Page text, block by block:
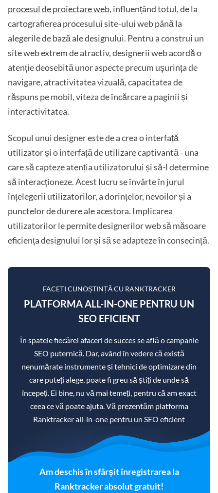
procesul de proiectare web, influențând totul, de la
cartografierea procesului site-ului web până la
alegerile de bază ale designului. Pentru a construi un
site web extrem de atractiv, designerii web acordă o
atenție deosebită unor aspecte precum ușurința de
navigare, atractivitatea vizuală, capacitatea de
răspuns pe mobil, viteza de încărcare a paginii și
interactivitatea.
Scopul unui designer este de a crea o interfață
utilizator și o interfață de utilizare captivantă - una
care să capteze atenția utilizatorului și să-l determine
să interacționeze. Acest lucru se învârte în jurul
înțelegerii utilizatorilor, a dorințelor, nevoilor și a
punctelor de durere ale acestora. Implicarea
utilizatorilor le permite designerilor web să măsoare
eficiența designului lor și să se adapteze în consecință.
FACEȚI CUNOȘTINȚĂ CU RANKTRACKER
PLATFORMA ALL-IN-ONE PENTRU UN
SEO EFICIENT
În spatele fiecărei afaceri de succes se află o campanie
SEO puternică. Dar, având în vedere că există
nenumărate instrumente și tehnici de optimizare din
care puteți alege, poate fi greu să știți de unde să
începeți. Ei bine, nu vă mai temeți, pentru că am exact
ceea ce vă poate ajuta. Vă prezentăm platforma
Ranktracker all-in-one pentru un SEO eficient
Am deschis în sfârșit înregistrarea la
Ranktracker absolut gratuit!